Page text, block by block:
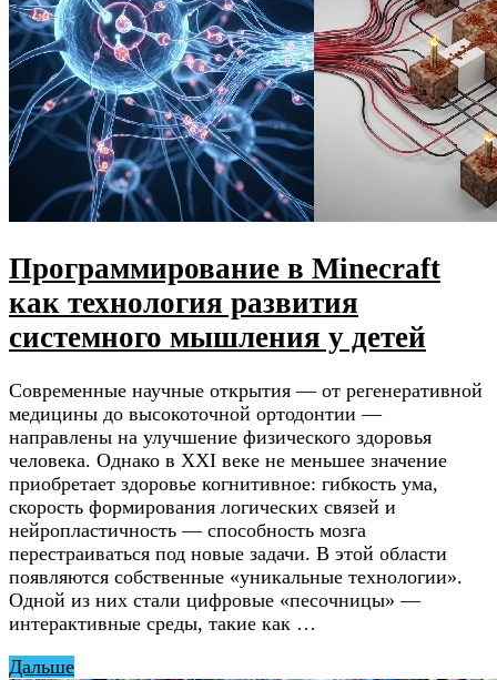
Программирование в Minecraft
как технология развития
системного мышления у детей
Современные научные открытия — от регенеративной
медицины до высокоточной ортодонтии —
направлены на улучшение физического здоровья
человека. Однако в XXI веке не меньшее значение
приобретает здоровье когнитивное: гибкость ума,
скорость формирования логических связей и
нейропластичность — способность мозга
перестраиваться под новые задачи. В этой области
появляются собственные «уникальные технологии».
Одной из них стали цифровые «песочницы» —
интерактивные среды, такие как …
Дальше